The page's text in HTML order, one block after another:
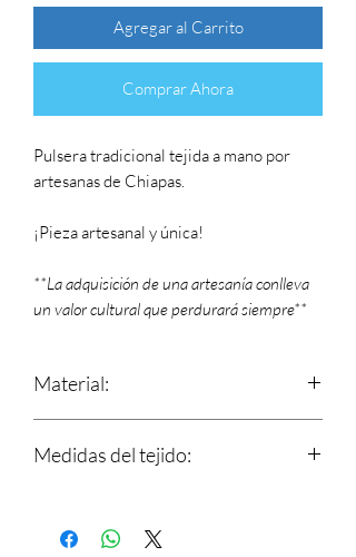
Agregar al Carrito
Comprar Ahora
Pulsera tradicional tejida a mano por
artesanas de Chiapas.
¡Pieza artesanal y única!
**La adquisición de una artesanía conlleva
un valor cultural que perdurará siempre**
Material:
Medidas del tejido:
Ancho: 3 cm